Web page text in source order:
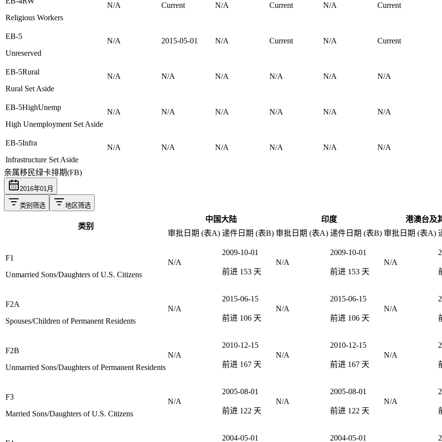
Religious Workers
N/A Current N/A Current N/A Current
EB-5
Unreserved
N/A 2015-05-01 N/A Current N/A Current
EB-5Rural
Rural Set Aside
N/A N/A N/A N/A N/A N/A
EB-5HighUnemp
High Unemployment Set Aside
N/A N/A N/A N/A N/A N/A
EB-5Infra
Infrastructure Set Aside
N/A N/A N/A N/A N/A N/A
亲属移民绿卡排期(FB)
2016年01 月
类别筛选 地区筛选
类别
中国大陆 印度
港澳台及
审批日期 (表A) 递件日期 (表B) 审批日期 (表A) 递件日期 (表B) 审批日期 (表A)
F1
Unmarried Sons/Daughters of U.S. Citizens
N/A
2009-10-01
前进 153 天
N/A
2009-10-01
前进 153 天
N/A
F2A
Spouses/Children of Permanent Residents
N/A
2015-06-15
前进 106 天
N/A
2015-06-15
前进 106 天
N/A
F2B
Unmarried Sons/Daughters of Permanent Residents
N/A
2010-12-15
前进 167 天
N/A
2010-12-15
前进 167 天
N/A
F3
Married Sons/Daughters of U.S. Citizens
N/A
2005-08-01
前进 122 天
N/A
2005-08-01
前进 122 天
N/A
2004-05-01 2004-05-01